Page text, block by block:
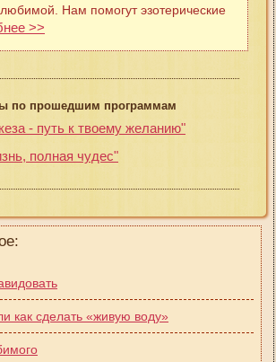
Нам помогут эзотерические
>>
по прошедшим программам
- путь к твоему желанию"
полная чудес"
как сделать «живую воду»